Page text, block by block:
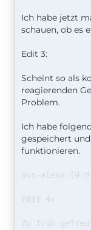
Ich habe jetzt
schauen, ob es
Edit 3:
Scheint so als
reagierenden
Problem.
Ich habe
gespeichert
funktionieren.
avs-alexa-[0-
Edit 4:
Zu früh